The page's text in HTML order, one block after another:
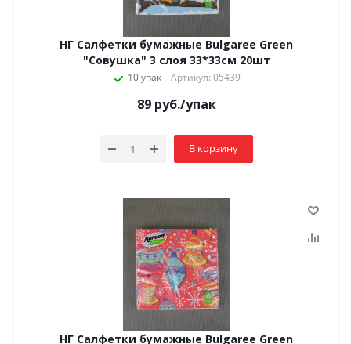
НГ Салфетки бумажные Bulgaree Green
"Совушка" 3 слоя 33*33см 20шт
10 упак Артикул: 05439
89руб./упак
В корзину
НГ Салфетки бумажные Bulgaree Green